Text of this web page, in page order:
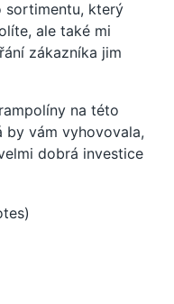
sortimentu, který
ale také mi
zákazníka jim
na této
by vám vyhovovala,
dobrá investice